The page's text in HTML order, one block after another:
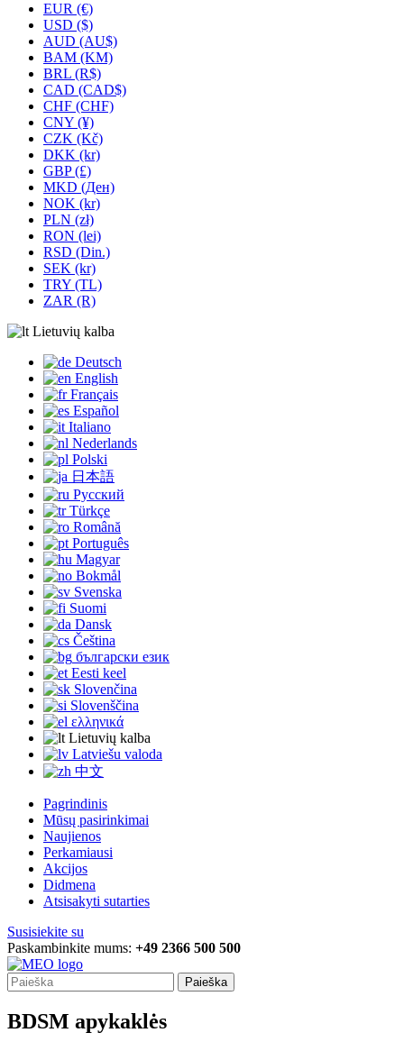
EUR (€)
USD ($)
AUD (AU$)
BAM (KM)
BRL (R$)
CAD (CAD$)
CHF (CHF)
CNY (¥)
CZK (Kč)
DKK (kr)
GBP (£)
MKD (Ден)
NOK (kr)
PLN (zł)
RON (lei)
RSD (Din.)
SEK (kr)
TRY (TL)
ZAR (R)
Lietuvių kalba
Deutsch
English
Français
Español
Italiano
Nederlands
Polski
日本語
Русский
Türkçe
Română
Português
Magyar
Bokmål
Svenska
Suomi
Dansk
Čeština
български език
Eesti keel
Slovenčina
Slovenščina
ελληνικά
Lietuvių kalba
Latviešu valoda
中文
Pagrindinis
Mūsų pasirinkimai
Naujienos
Perkamiausi
Akcijos
Didmena
Atsisakyti sutarties
Susisiekite su
Paskambinkite mums: +49 2366 500 500
Paieška
BDSM apykaklės